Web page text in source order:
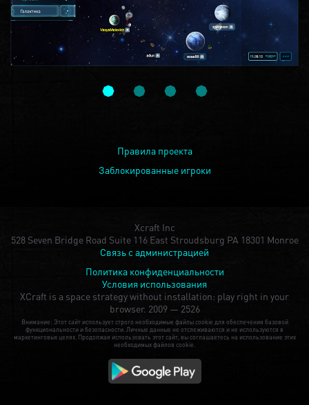
Правила проекта
Заблокированные игроки
Xcraft Inc
528 Seven Bridge Road Suite 116 East Stroudsburg PA 18301 Monroe
Связь с администрацией
Политика конфиденциальности
Условия использования
XCraft is a space strategy without installation: play right in your
browser. 2009 — 2526
Внимание: Этот сайт использует строго необходимые файлы cookie для обеспечения базовой
функциональности и безопасности. Личные данные не отслеживаются и не используются в
маркетинговых целях. Продолжая использовать этот сайт, вы соглашаетесь на использование этих
необходимых файлов cookie.